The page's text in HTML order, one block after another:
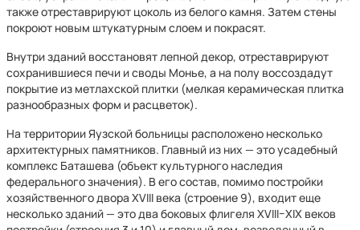
также отреставрируют цоколь из белого камня. Затем стены
покроют новым штукатурным слоем и покрасят.
Внутри зданий восстановят лепной декор, отреставрируют
сохранившиеся печи и своды Монье, а на полу воссоздадут
покрытие из метлахской плитки (мелкая керамическая плитка
разнообразных форм и расцветок).
На территории Яузской больницы расположено несколько
архитектурных памятников. Главный из них — это усадебный
комплекс Баташева (объект культурного наследия
федерального значения). В его состав, помимо постройки
хозяйственного двора XVIII века (строение 9), входит еще
несколько зданий — это два боковых флигеля XVIII–XIX веков